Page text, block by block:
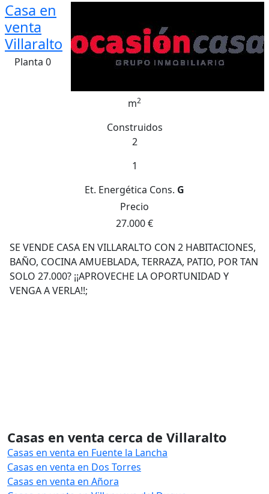
Casa en
venta
Villaralto
Planta 0
m2
Construidos
2
1
Et. Energética Cons. G
Precio
27.000 €
SE VENDE CASA EN VILLARALTO CON 2 HABITACIONES,
BAÑO, COCINA AMUEBLADA, TERRAZA, PATIO, POR TAN
SOLO 27.000? ¡¡APROVECHE LA OPORTUNIDAD Y
VENGA A VERLA!!;
Casas en venta cerca de Villaralto
Casas en venta en Fuente la Lancha
Casas en venta en Dos Torres
Casas en venta en Añora